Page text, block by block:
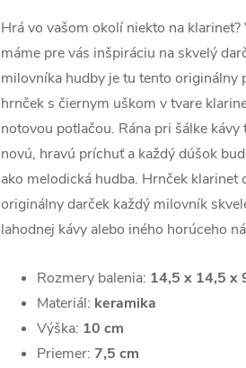
Hrá vo vašom okolí niekto na
máme pre vás inšpiráciu na skvelý
milovníka hudby je tu tento originálny
hrnček s čiernym uškom v tvare
notovou potlačou. Rána pri šálke kávy
novú, hravú príchuť a každý dúšok
ako melodická hudba. Hrnček klarinet
originálny darček každý milovník
lahodnej kávy alebo iného horúceho
Rozmery balenia: 14,5 x 14,5 x
Materiál: keramika
Výška: 10 cm
Priemer: 7,5 cm